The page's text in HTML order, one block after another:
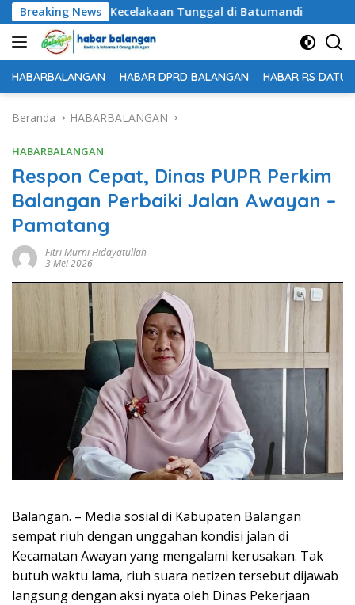
Langsung
ke
konten
Breaking News
dalam Kecelakaan Tunggal di Batumandi
HABARBALANGAN HABAR DPRD BALANGAN HABAR RS DATU
Beranda HABARBALANGAN
HABARBALANGAN
Respon Cepat, Dinas PUPR Perkim
Balangan Perbaiki Jalan Awayan –
Pamatang
Fitri Murni Hidayatullah
3 Mei 2026
Balangan. – Media sosial di Kabupaten Balangan
sempat riuh dengan unggahan kondisi jalan di
Kecamatan Awayan yang mengalami kerusakan. Tak
butuh waktu lama, riuh suara netizen tersebut dijawab
langsung dengan aksi nyata oleh Dinas Pekerjaan